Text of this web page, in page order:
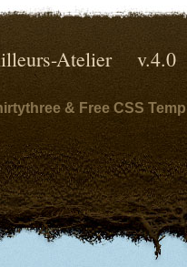
Ailleurs-Atelier
& Free CSS